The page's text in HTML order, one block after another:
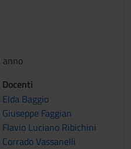
Docenti
Elda Baggio
Giuseppe Faggian
Flavio Luciano Ribichini
Corrado Vassanelli